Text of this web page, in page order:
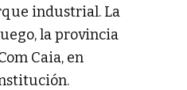
industrial. La
la provincia
Caia, en